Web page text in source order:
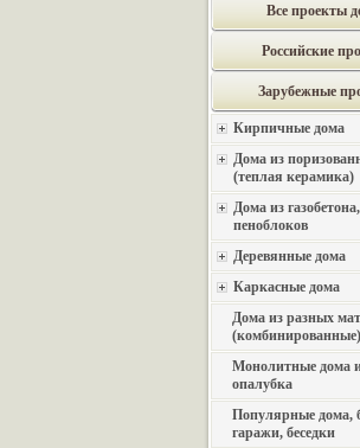
Все проекты
Российские
Зарубежные
Кирпичные дома
Дома из
(теплая керамика)
Дома из газобетона,
пеноблоков
Деревянные дома
Каркасные дома
Дома из разных
(комбинированные)
Монолитные дома
опалубка
Популярные дома,
гаражи, беседки